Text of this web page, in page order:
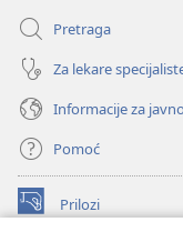
Pretraga
Za lekare
Informacije za
Pomoć
Prilozi
(otvara